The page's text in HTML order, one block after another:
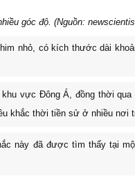
góc độ. (Nguồn:
nhỏ, có kích thước dài
vực Đông Á, đồng thời qua
khắc thời tiền sử ở nhiều nơi
này đã được tìm thấy tại